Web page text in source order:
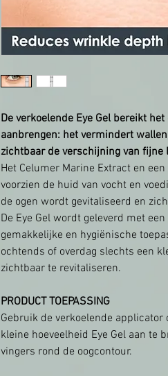
De verkoelende Eye Gel bereikt
aanbrengen: het vermindert
zichtbaar de verschijning van
Het Celumer Marine Extract en
voorzien de huid van vocht en
de ogen wordt gevitaliseerd en
De Eye Gel wordt geleverd met
gemakkelijke en hygiënische
ochtends of overdag slechts een
zichtbaar te revitaliseren.
PRODUCT TOEPASSING
Gebruik de verkoelende
kleine hoeveelheid Eye Gel aan te
vingers rond de oogcontour.